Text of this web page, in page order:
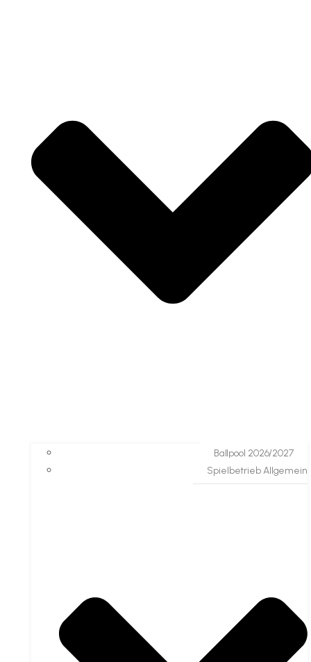
Ballpool 2026/2027
Spielbetrieb Allgemein